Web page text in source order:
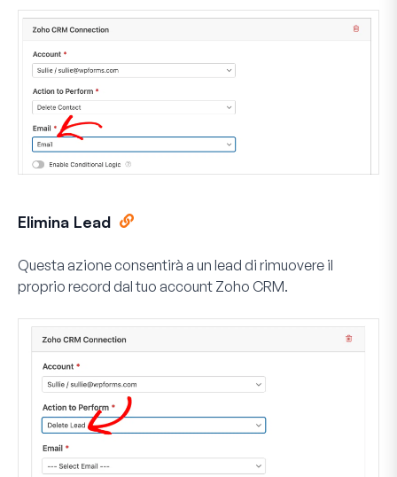
Elimina Lead
Questa azione consentirà a un lead di rimuovere il
proprio record dal tuo account Zoho CRM.